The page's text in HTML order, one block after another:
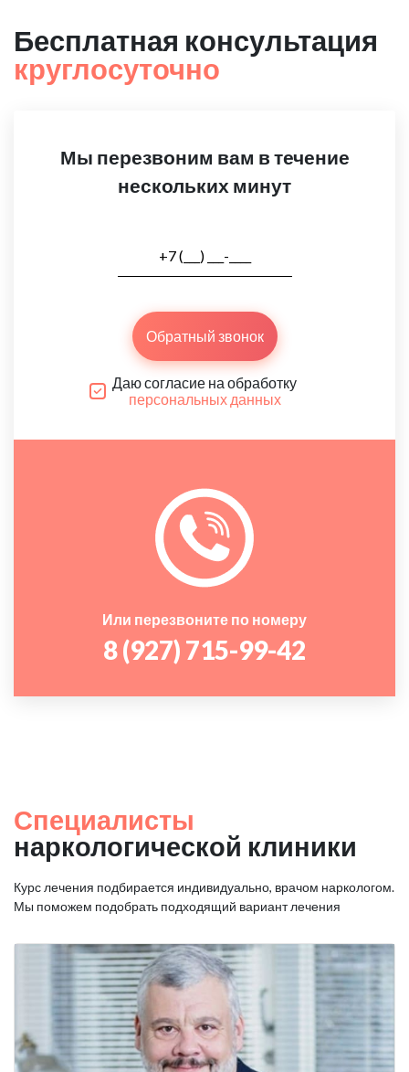
Бесплатная консультация
круглосуточно
Мы перезвоним вам в течение
нескольких минут
Обратный звонок
Даю согласие на обработку
персональных данных
Или перезвоните по номеру
8 (927) 715-99-42
Специалисты
наркологической клиники
Курс лечения подбирается индивидуально, врачом наркологом.
Мы поможем подобрать подходящий вариант лечения